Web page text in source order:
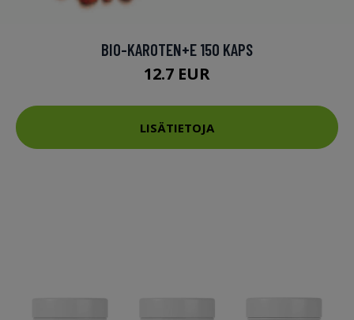
BIO-KAROTEN+E 150 KAPS
12.7 EUR
LISÄTIETOJA